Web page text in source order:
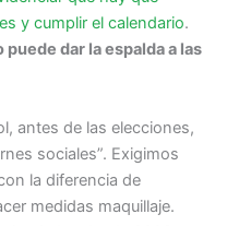
y cumplir el calendario.
dar la espalda a las
antes de las elecciones,
sociales”. Exigimos
la diferencia de
medidas maquillaje.